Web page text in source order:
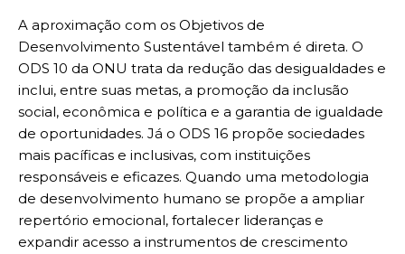
A aproximação com os Objetivos de
Desenvolvimento Sustentável também é direta. O
ODS 10 da ONU trata da redução das desigualdades e
inclui, entre suas metas, a promoção da inclusão
social, econômica e política e a garantia de igualdade
de oportunidades. Já o ODS 16 propõe sociedades
mais pacíficas e inclusivas, com instituições
responsáveis e eficazes. Quando uma metodologia
de desenvolvimento humano se propõe a ampliar
repertório emocional, fortalecer lideranças e
expandir acesso a instrumentos de crescimento